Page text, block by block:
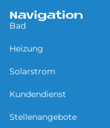
Navigation
Bad
Heizung
Solarstrom
Kundendienst
Stellenangebote